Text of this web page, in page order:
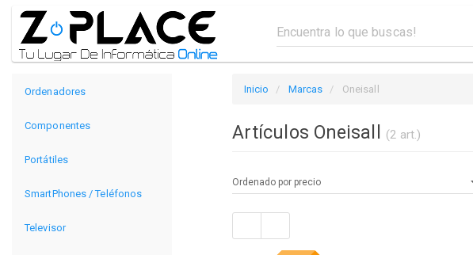
Ordenadores
Componentes
Portátiles
SmartPhones / Teléfonos
Televisor
Inicio Marcas Oneisall
Artículos Oneisall (2 art.)